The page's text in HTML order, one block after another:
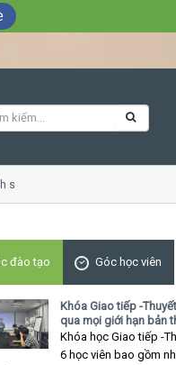
đào tạo Góc học viên
Khóa Giao tiếp -
qua mọi giới hạn bản
Khóa học Giao tiếp -
6 học viên bao gồm